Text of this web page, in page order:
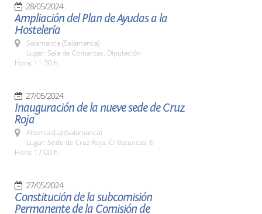
28/05/2024
Ampliación del Plan de Ayudas a la
Hostelería
Salamanca (Salamanca)
Lugar: Sala de Comarcas. Diputación
Hora: 11:30 h.
27/05/2024
Inauguración de la nueve sede de Cruz
Roja
Alberca (La) (Salamanca)
Lugar: Sede de Cruz Roja. C/ Batuecas, 6
Hora: 17:00 h.
27/05/2024
Constitución de la subcomisión
Permanente de la Comisión de